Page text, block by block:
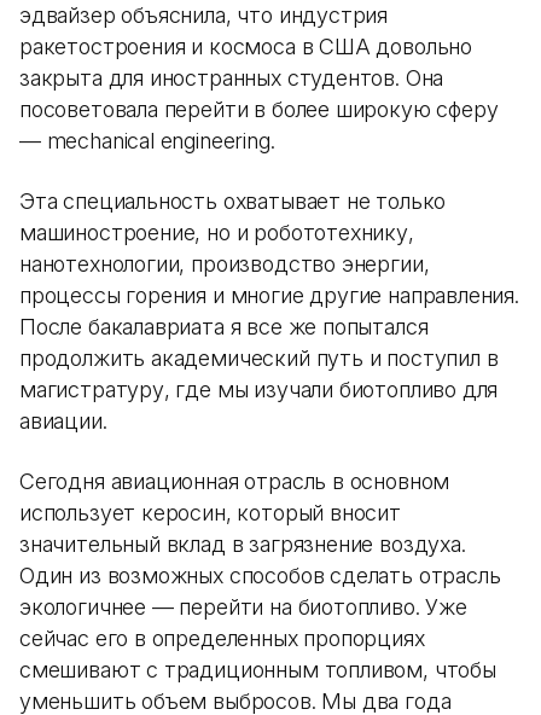
эдвайзер объяснила, что индустрия
ракетостроения и космоса в США довольно
закрыта для иностранных студентов. Она
посоветовала перейти в более широкую сферу
— mechanical engineering.
Эта специальность охватывает не только
машиностроение, но и робототехнику,
нанотехнологии, производство энергии,
процессы горения и многие другие направления.
После бакалавриата я все же попытался
продолжить академический путь и поступил в
магистратуру, где мы изучали биотопливо для
авиации.
Сегодня авиационная отрасль в основном
использует керосин, который вносит
значительный вклад в загрязнение воздуха.
Один из возможных способов сделать отрасль
экологичнее — перейти на биотопливо. Уже
сейчас его в определенных пропорциях
смешивают с традиционным топливом, чтобы
уменьшить объем выбросов. Мы два года